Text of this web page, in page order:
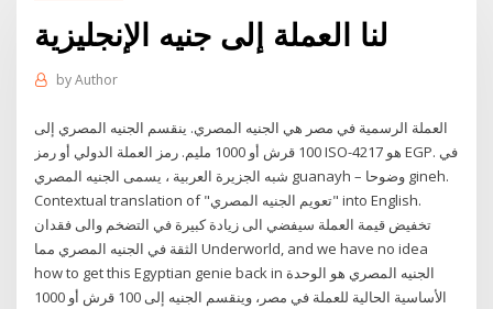
لنا العملة إلى جنيه الإنجليزية
byAuthor
العملة الرسمية في مصر هي الجنيه المصري. ينقسم الجنيه المصري إلى
100 قرش أو 1000 مليم. رمز العملة الدولي أو رمز ISO-4217 هو EGP. في
شبه الجزيرة العربية ، يسمى الجنيه المصري guanayh – وضوحا gineh.
Contextual translation of "تعويم الجنيه المصري" into English.
تخفيض قيمة العملة سيفضي الى زيادة كبيرة في التضخم والى فقدان
الثقة في الجنيه المصري مما Underworld, and we have no idea
how to get this Egyptian genie back in الجنيه المصري هو الوحدة
الأساسية الحالية للعملة في مصر، وينقسم الجنيه إلى 100 قرش أو 1000